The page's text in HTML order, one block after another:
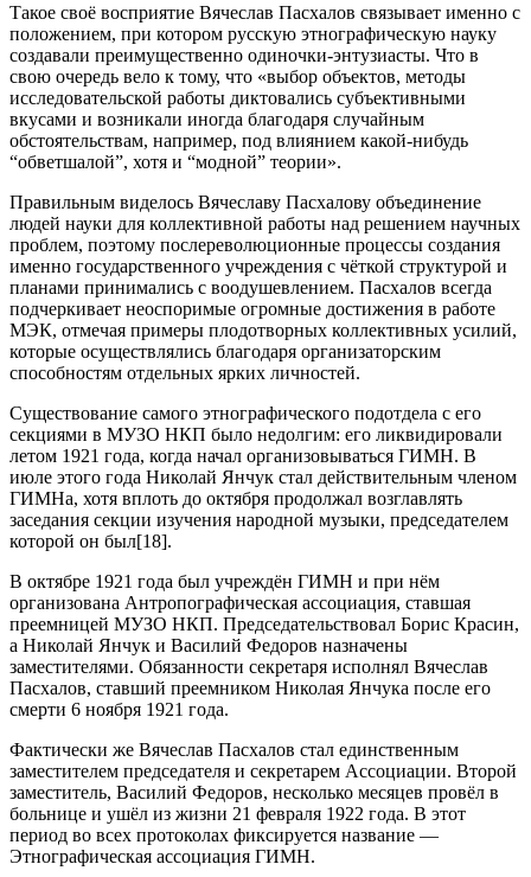
Такое своё восприятие Вячеслав Пасхалов связывает именно с
положением, при котором русскую этнографическую науку
создавали преимущественно одиночки-энтузиасты. Что в
свою очередь вело к тому, что «выбор объектов, методы
исследовательской работы диктовались субъективными
вкусами и возникали иногда благодаря случайным
обстоятельствам, например, под влиянием какой-нибудь
“обветшалой”, хотя и “модной” теории».
Правильным виделось Вячеславу Пасхалову объединение
людей науки для коллективной работы над решением научных
проблем, поэтому послереволюционные процессы создания
именно государственного учреждения с чёткой структурой и
планами принимались с воодушевлением. Пасхалов всегда
подчеркивает неоспоримые огромные достижения в работе
МЭК, отмечая примеры плодотворных коллективных усилий,
которые осуществлялись благодаря организаторским
способностям отдельных ярких личностей.
Существование самого этнографического подотдела с его
секциями в МУЗО НКП было недолгим: его ликвидировали
летом 1921 года, когда начал организовываться ГИМН. В
июле этого года Николай Янчук стал действительным членом
ГИМНа, хотя вплоть до октября продолжал возглавлять
заседания секции изучения народной музыки, председателем
которой он был[18].
В октябре 1921 года был учреждён ГИМН и при нём
организована Антропографическая ассоциация, ставшая
преемницей МУЗО НКП. Председательствовал Борис Красин,
а Николай Янчук и Василий Федоров назначены
заместителями. Обязанности секретаря исполнял Вячеслав
Пасхалов, ставший преемником Николая Янчука после его
смерти 6 ноября 1921 года.
Фактически же Вячеслав Пасхалов стал единственным
заместителем председателя и секретарем Ассоциации. Второй
заместитель, Василий Федоров, несколько месяцев провёл в
больнице и ушёл из жизни 21 февраля 1922 года. В этот
период во всех протоколах фиксируется название —
Этнографическая ассоциация ГИМН.